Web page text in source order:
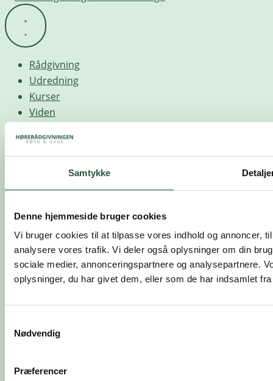
Samtykke
Denne hjemmeside bruger cookies
Vi bruger cookies til at tilpasse vores indhold og annoncer,
analysere vores trafik. Vi deler også oplysninger om din
sociale medier, annonceringspartnere og analysepartnere.
oplysninger, du har givet dem, eller som de har indsamlet
Nødvendig
Præferencer
Rådgivning
Udredning
Kurser
Viden
HøreAktuelt